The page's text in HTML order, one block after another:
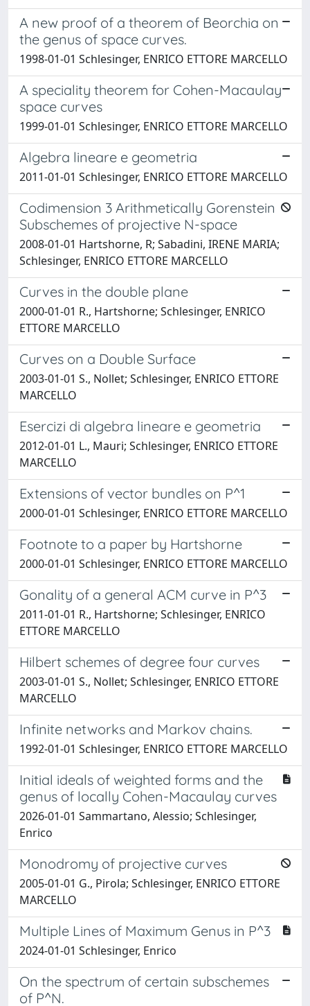
A new proof of a theorem of Beorchia on
the genus of space curves.
1998-01-01 Schlesinger, ENRICO ETTORE MARCELLO
A speciality theorem for Cohen-Macaulay
space curves
1999-01-01 Schlesinger, ENRICO ETTORE MARCELLO
Algebra lineare e geometria
2011-01-01 Schlesinger, ENRICO ETTORE MARCELLO
Codimension 3 Arithmetically Gorenstein
Subschemes of projective N-space
2008-01-01 Hartshorne, R; Sabadini, IRENE MARIA;
Schlesinger, ENRICO ETTORE MARCELLO
Curves in the double plane
2000-01-01 R., Hartshorne; Schlesinger, ENRICO
ETTORE MARCELLO
Curves on a Double Surface
2003-01-01 S., Nollet; Schlesinger, ENRICO ETTORE
MARCELLO
Esercizi di algebra lineare e geometria
2012-01-01 L., Mauri; Schlesinger, ENRICO ETTORE
MARCELLO
Extensions of vector bundles on P^1
2000-01-01 Schlesinger, ENRICO ETTORE MARCELLO
Footnote to a paper by Hartshorne
2000-01-01 Schlesinger, ENRICO ETTORE MARCELLO
Gonality of a general ACM curve in P^3
2011-01-01 R., Hartshorne; Schlesinger, ENRICO
ETTORE MARCELLO
Hilbert schemes of degree four curves
2003-01-01 S., Nollet; Schlesinger, ENRICO ETTORE
MARCELLO
Infinite networks and Markov chains.
1992-01-01 Schlesinger, ENRICO ETTORE MARCELLO
Initial ideals of weighted forms and the
genus of locally Cohen-Macaulay curves
2026-01-01 Sammartano, Alessio; Schlesinger,
Enrico
Monodromy of projective curves
2005-01-01 G., Pirola; Schlesinger, ENRICO ETTORE
MARCELLO
Multiple Lines of Maximum Genus in P^3
2024-01-01 Schlesinger, Enrico
On the spectrum of certain subschemes
of P^N.